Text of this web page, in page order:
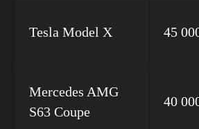
Tesla Model X 45
Mercedes AMG
S63 Coupe
40